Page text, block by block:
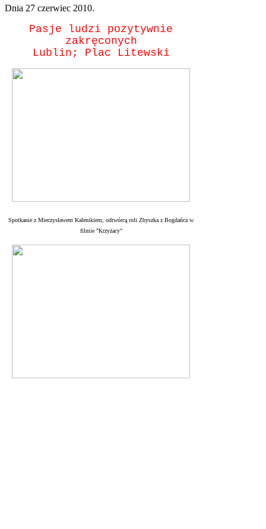
Dnia 27 czerwiec 2010.
Pasje ludzi pozytywnie
zakręconych
Lublin; Plac Litewski
Spotkanie z Mieczysławem Kalenikiem; odtwórcą roli Zbyszka z Bogdańca w
filmie "Krzyżacy"